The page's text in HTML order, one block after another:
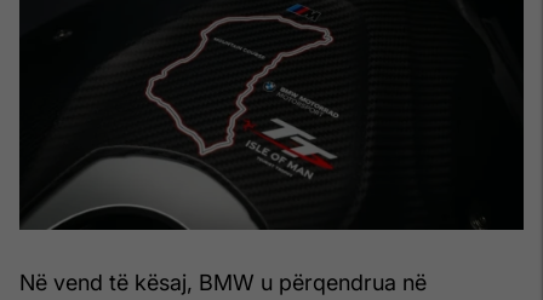
Në vend të kësaj, BMW u përqendrua në